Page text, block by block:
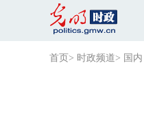
首页 > 时政频道> 国内